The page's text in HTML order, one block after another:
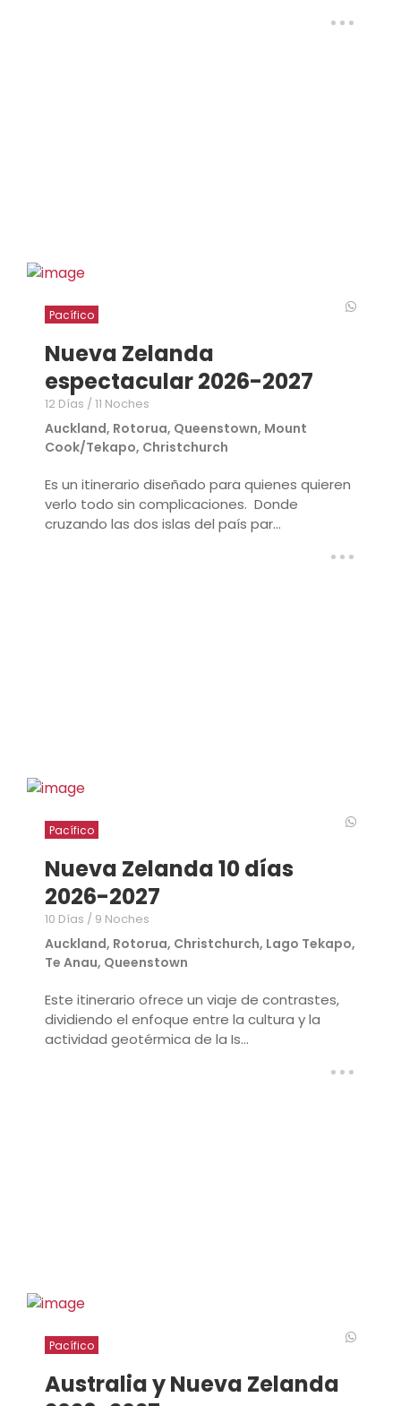
Pacífico
Nueva Zelanda
espectacular 2026-2027
12 Días / 11 Noches
Auckland, Rotorua, Queenstown, Mount
Cook/Tekapo, Christchurch
Es un itinerario diseñado para quienes quieren
verlo todo sin complicaciones. Donde
cruzando las dos islas del país par...
Pacífico
Nueva Zelanda 10 días
2026-2027
10 Días / 9 Noches
Auckland, Rotorua, Christchurch, Lago Tekapo,
Te Anau, Queenstown
Este itinerario ofrece un viaje de contrastes,
dividiendo el enfoque entre la cultura y la
actividad geotérmica de la Is...
Pacífico
Australia y Nueva Zelanda